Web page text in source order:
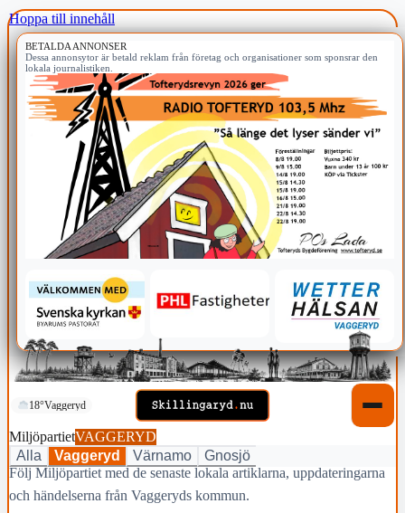
Hoppa till innehåll
BETALDA ANNONSER
Dessa annonsytor är betald reklam från företag och organisationer som sponsrar den
lokala journalistiken.
18°Vaggeryd
MiljöpartietVAGGERYD
Alla
Vaggeryd Värnamo
Gnosjö
Följ Miljöpartiet med de senaste lokala artiklarna, uppdateringarna
och händelserna från Vaggeryds kommun.